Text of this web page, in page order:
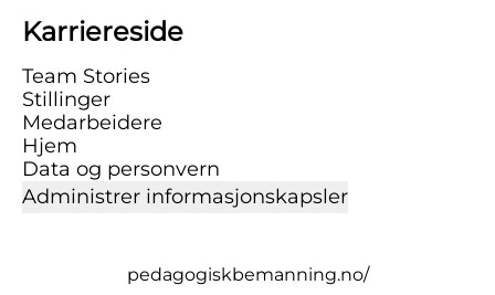
Karriereside
Team Stories
Stillinger
Medarbeidere
Hjem
Data og personvern
Administrer informasjonskapsler
pedagogiskbemanning.no/